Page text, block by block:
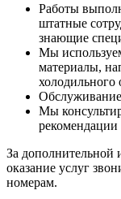
Работы
штатные
знающие
Мы
материалы,
холодильного
Мы
рекомендации
За дополнительной
оказание услуг
номерам.